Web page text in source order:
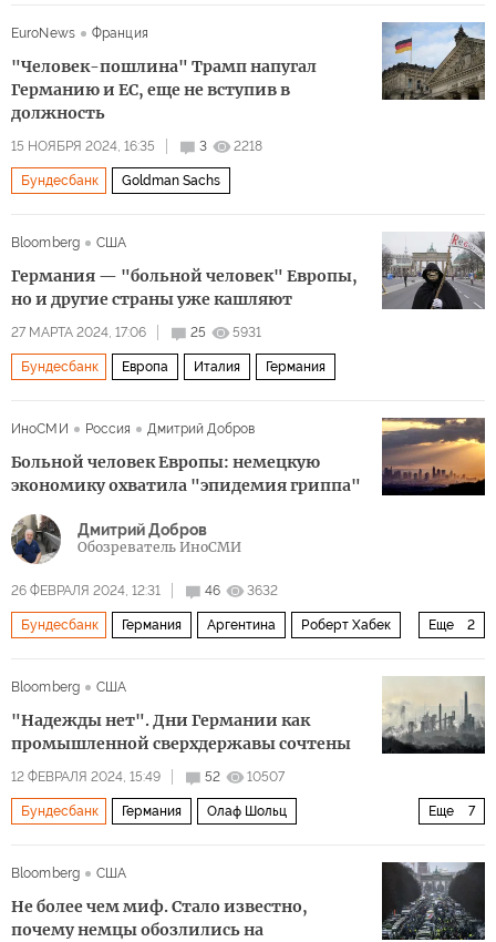
EuroNews
Франция
"Человек-пошлина" Трамп напугал
Германию и ЕС, еще не вступив в
должность
15 НОЯБРЯ 2024, 16:35 3 2218
Бундесбанк Goldman Sachs
Bloomberg США
Германия — "больной человек" Европы,
но и другие страны уже кашляют
27 МАРТА 2024, 17:06 25 5931
Бундесбанк Европа Италия Германия
ИноСМИ Россия Дмитрий Добров
Больной человек Европы: немецкую
экономику охватила "эпидемия гриппа"
Дмитрий Добров
Обозреватель ИноСМИ
26 ФЕВРАЛЯ 2024, 12:31 46 3632
Еще 2
Бундесбанк Германия Аргентина Роберт Хабек
Bloomberg
США
"Надежды нет". Дни Германии как
промышленной сверхдержавы сочтены
12 ФЕВРАЛЯ 2024, 15:49 52 10507
Еще 7
Бундесбанк Германия Олаф Шольц
экономический кризис Экономика
Bloomberg США
Не более чем миф. Стало известно,
почему немцы обозлились на